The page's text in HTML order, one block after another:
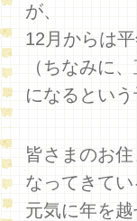
が、
12月からは
（ちなみに
になるとい
皆さまのお
なってきて
元気に年を